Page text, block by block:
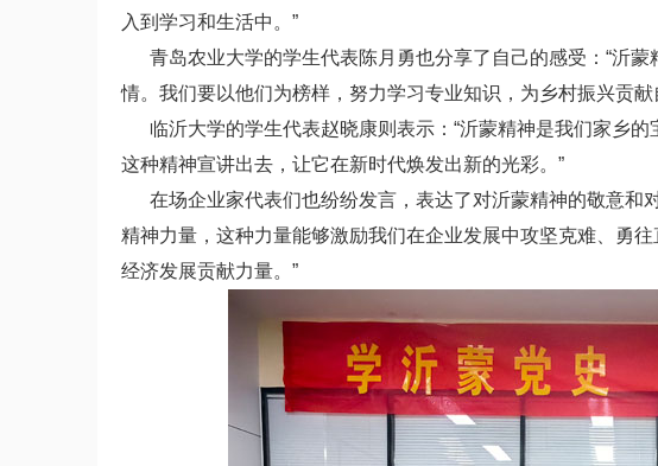
入到学习和生活中。”
青岛农业大学的学生代表陈月勇也分享了自己的感受：“沂蒙
情。我们要以他们为榜样，努力学习专业知识，为乡村振兴贡献
临沂大学的学生代表赵晓康则表示：“沂蒙精神是我们家乡的
这种精神宣讲出去，让它在新时代焕发出新的光彩。”
在场企业家代表们也纷纷发言，表达了对沂蒙精神的敬意和
精神力量，这种力量能够激励我们在企业发展中攻坚克难、勇
经济发展贡献力量。”